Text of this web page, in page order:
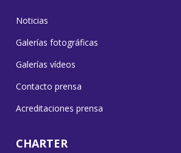
Noticias
Galerías fotográficas
Galerías vídeos
Contacto prensa
Acreditaciones prensa
CHARTER